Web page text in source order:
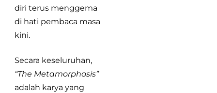
diri terus menggema
di hati pembaca masa
kini.
Secara keseluruhan,
“The Metamorphosis”
adalah karya yang